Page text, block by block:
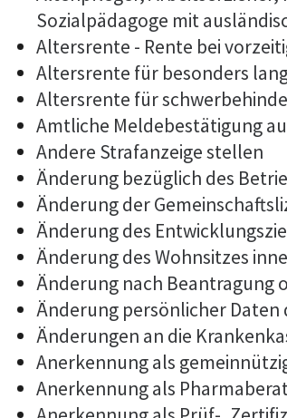
Sozialpädagoge mit
Altersrente - Rente bei
Altersrente für besonders
Altersrente für
Amtliche Meldebestätigung
Andere Strafanzeige stellen
Änderung bezüglich des
Änderung der
Änderung des
Änderung des Wohnsitzes
Änderung nach Beantragung
Änderung persönlicher
Änderungen an die
Anerkennung als
Anerkennung als